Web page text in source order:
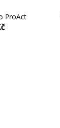
ProAct